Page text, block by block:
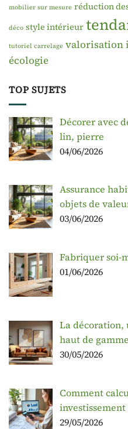
mobilier sur mesure réduction
déco style intérieur
tutoriel carrelage valorisation
écologie
TOP SUJETS
Décorer avec
lin, pierre
04/06/2026
Assurance
objets de
03/06/2026
Fabriquer soi-
01/06/2026
La décoration,
haut de gamme
30/05/2026
Comment
29/05/2026